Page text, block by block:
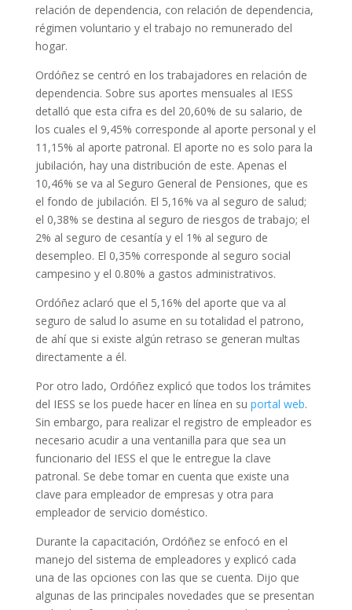
relación de dependencia, con relación de dependencia,
régimen voluntario y el trabajo no remunerado del
hogar.
Ordóñez se centró en los trabajadores en relación de
dependencia. Sobre sus aportes mensuales al IESS
detalló que esta cifra es del 20,60% de su salario, de
los cuales el 9,45% corresponde al aporte personal y el
11,15% al aporte patronal. El aporte no es solo para la
jubilación, hay una distribución de este. Apenas el
10,46% se va al Seguro General de Pensiones, que es
el fondo de jubilación. El 5,16% va al seguro de salud;
el 0,38% se destina al seguro de riesgos de trabajo; el
2% al seguro de cesantía y el 1% al seguro de
desempleo. El 0,35% corresponde al seguro social
campesino y el 0.80% a gastos administrativos.
Ordóñez aclaró que el 5,16% del aporte que va al
seguro de salud lo asume en su totalidad el patrono,
de ahí que si existe algún retraso se generan multas
directamente a él.
Por otro lado, Ordóñez explicó que todos los trámites
del IESS se los puede hacer en línea en su portal web.
Sin embargo, para realizar el registro de empleador es
necesario acudir a una ventanilla para que sea un
funcionario del IESS el que le entregue la clave
patronal. Se debe tomar en cuenta que existe una
clave para empleador de empresas y otra para
empleador de servicio doméstico.
Durante la capacitación, Ordóñez se enfocó en el
manejo del sistema de empleadores y explicó cada
una de las opciones con las que se cuenta. Dijo que
algunas de las principales novedades que se presentan